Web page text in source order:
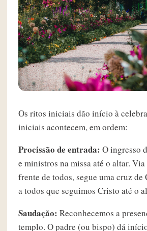
Os ritos iniciais dão início à
iniciais acontecem, em ordem:
Procissão de entrada: O ingresso
e ministros na missa até o altar.
frente de todos, segue uma cruz
a todos que seguimos Cristo até o
Saudação: Reconhecemos a
templo. O padre (ou bispo) dá